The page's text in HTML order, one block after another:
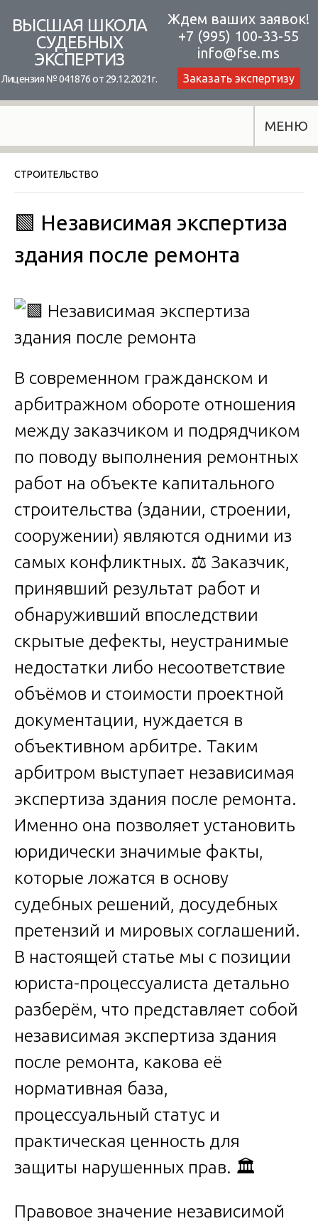
content
ВЫСШАЯ ШКОЛА
СУДЕБНЫХ
ЭКСПЕРТИЗ
Лицензия № 041876 от 29.12.2021г.
Ждем ваших заявок!
+7 (995) 100-33-55
info@fse.ms
Заказать экспертизу
МЕНЮ
СТРОИТЕЛЬСТВО
🟩 Независимая экспертиза
здания после ремонта
В современном гражданском и
арбитражном обороте отношения
между заказчиком и подрядчиком
по поводу выполнения ремонтных
работ на объекте капитального
строительства (здании, строении,
сооружении) являются одними из
самых конфликтных. ⚖️ Заказчик,
принявший результат работ и
обнаруживший впоследствии
скрытые дефекты, неустранимые
недостатки либо несоответствие
объёмов и стоимости проектной
документации, нуждается в
объективном арбитре. Таким
арбитром выступает независимая
экспертиза здания после ремонта.
Именно она позволяет установить
юридически значимые факты,
которые ложатся в основу
судебных решений, досудебных
претензий и мировых соглашений.
В настоящей статье мы с позиции
юриста-процессуалиста детально
разберём, что представляет собой
независимая экспертиза здания
после ремонта, какова её
нормативная база,
процессуальный статус и
практическая ценность для
защиты нарушенных прав. 🏛
Правовое значение независимой